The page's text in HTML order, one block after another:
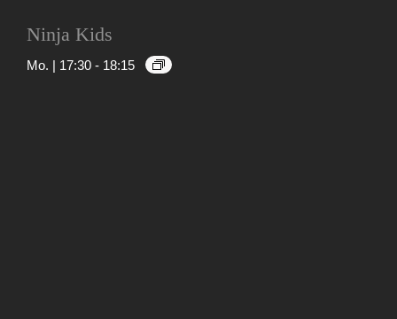
Ninja Kids
Mo. | 17:30 - 18:15